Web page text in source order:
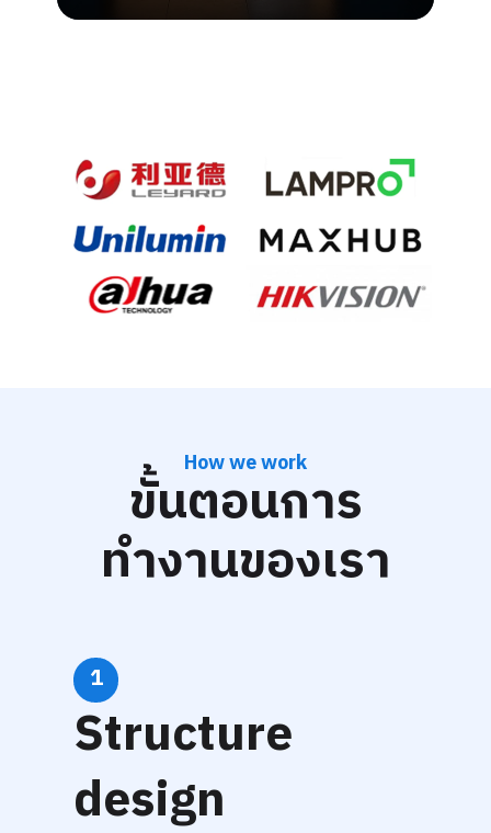
How we work
ขั้นตอนการ
ทำงานของเรา
1
Structure
design